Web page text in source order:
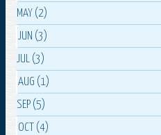
MAY (2)
JUN (3)
JUL (3)
AUG (1)
SEP (5)
OCT (4)